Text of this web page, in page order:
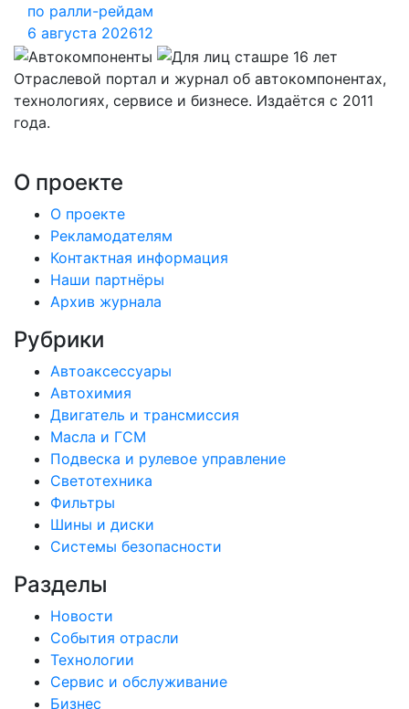
по ралли-рейдам
6 августа 202612
Отраслевой портал и журнал об автокомпонентах,
технологиях, сервисе и бизнесе. Издаётся с 2011
года.
О проекте
О проекте
Рекламодателям
Контактная информация
Наши партнёры
Архив журнала
Рубрики
Автоаксессуары
Автохимия
Двигатель и трансмиссия
Масла и ГСМ
Подвеска и рулевое управление
Светотехника
Фильтры
Шины и диски
Системы безопасности
Разделы
Новости
События отрасли
Технологии
Сервис и обслуживание
Бизнес